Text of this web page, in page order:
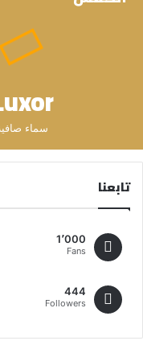
سماء
تابعنا
1٬000
Fans
444
Followers